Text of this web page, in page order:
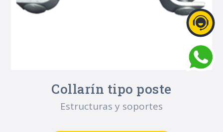
Collarín tipo poste
Estructuras y soportes